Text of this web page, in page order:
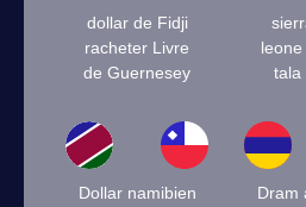
dollar de Fidji
racheter Livre
de Guernesey
tala
Dollar namibien
Dram